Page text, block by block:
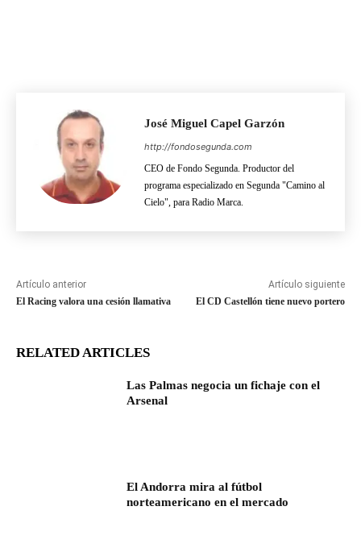
José Miguel Capel Garzón
http://fondosegunda.com
CEO de Fondo Segunda. Productor del
programa especializado en Segunda "Camino al
Cielo", para Radio Marca.
Artículo anterior
El Racing valora una cesión llamativa
Artículo siguiente
El CD Castellón tiene nuevo portero
RELATED ARTICLES
Las Palmas negocia un fichaje con el
Arsenal
El Andorra mira al fútbol
norteamericano en el mercado